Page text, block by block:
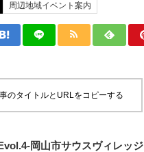
周辺地域イベント案内
のタイトルとURLをコピーする
岡山市サウスヴィレッジ